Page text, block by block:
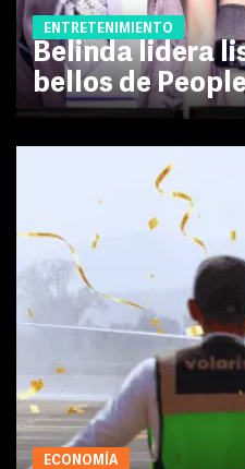
ENTRETENIMIENTO
Belinda lidera
bellos de
ECONOMÍA